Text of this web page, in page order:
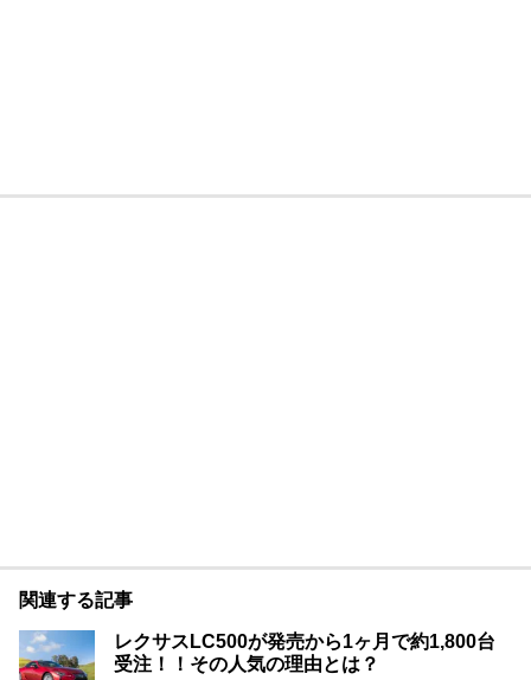
関連する記事
レクサスLC500が発売から1ヶ月で約1,800台
受注！！その人気の理由とは？